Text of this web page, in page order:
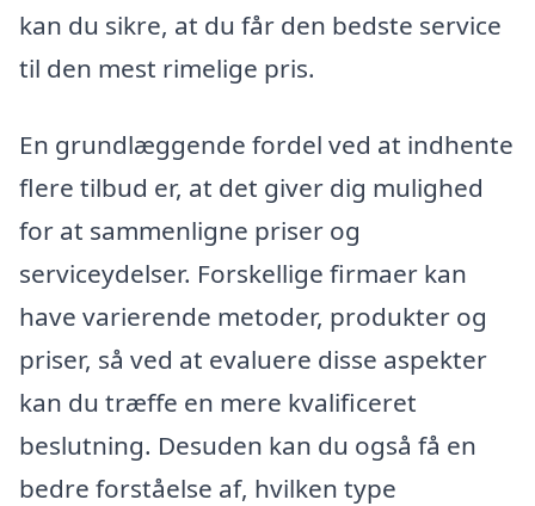
kan du sikre, at du får den bedste service
til den mest rimelige pris.
En grundlæggende fordel ved at indhente
flere tilbud er, at det giver dig mulighed
for at sammenligne priser og
serviceydelser. Forskellige firmaer kan
have varierende metoder, produkter og
priser, så ved at evaluere disse aspekter
kan du træffe en mere kvalificeret
beslutning. Desuden kan du også få en
bedre forståelse af, hvilken type